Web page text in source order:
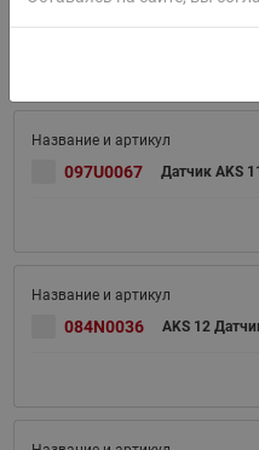
097U0067 Датчик AKS
084N0036 AKS 12